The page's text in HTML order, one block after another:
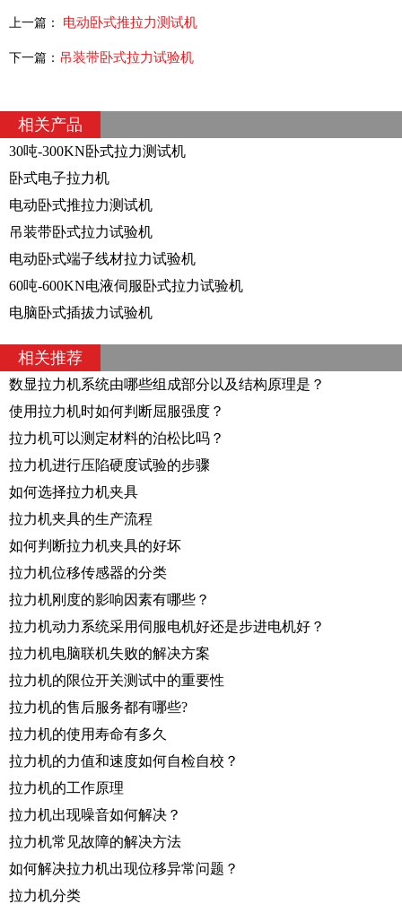
上一篇： 电动卧式推拉力测试机
下一篇： 吊装带卧式拉力试验机
相关产品
30吨-300KN卧式拉力测试机
卧式电子拉力机
电动卧式推拉力测试机
吊装带卧式拉力试验机
电动卧式端子线材拉力试验机
60吨-600KN电液伺服卧式拉力试验机
电脑卧式插拔力试验机
相关推荐
数显拉力机系统由哪些组成部分以及结构原理是？
使用拉力机时如何判断屈服强度？
拉力机可以测定材料的泊松比吗？
拉力机进行压陷硬度试验的步骤
如何选择拉力机夹具
拉力机夹具的生产流程
如何判断拉力机夹具的好坏
拉力机位移传感器的分类
拉力机刚度的影响因素有哪些？
拉力机动力系统采用伺服电机好还是步进电机好？
拉力机电脑联机失败的解决方案
拉力机的限位开关测试中的重要性
拉力机的售后服务都有哪些?
拉力机的使用寿命有多久
拉力机的力值和速度如何自检自校？
拉力机的工作原理
拉力机出现噪音如何解决？
拉力机常见故障的解决方法
如何解决拉力机出现位移异常问题？
拉力机分类